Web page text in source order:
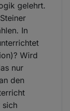
gelehrt.
In
Wird
nur
den
sich